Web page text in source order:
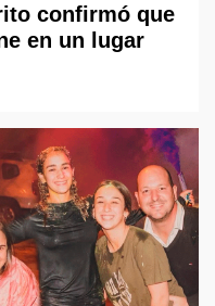
confirmó que
en un lugar